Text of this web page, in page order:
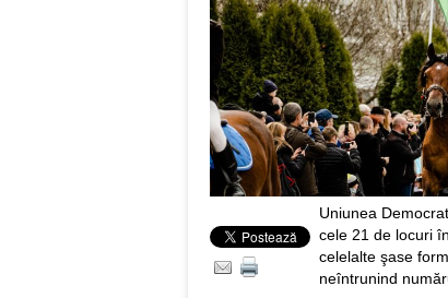
Uniunea
cele 21 de locuri
celelalte şase
neîntrunind